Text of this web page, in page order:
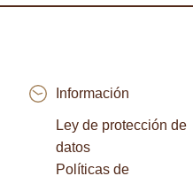
Información
Ley de protección de
datos
Políticas de